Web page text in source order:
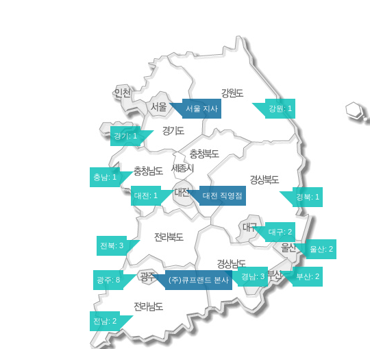
경기: 1
충남: 1
대전: 1
광주: 8
전남: 2
전북: 3
부산: 2
울산: 2
경남: 3
대구: 2
경북: 1
강원: 1
(주)큐프랜드 본사
대전 직영점
서울 지사